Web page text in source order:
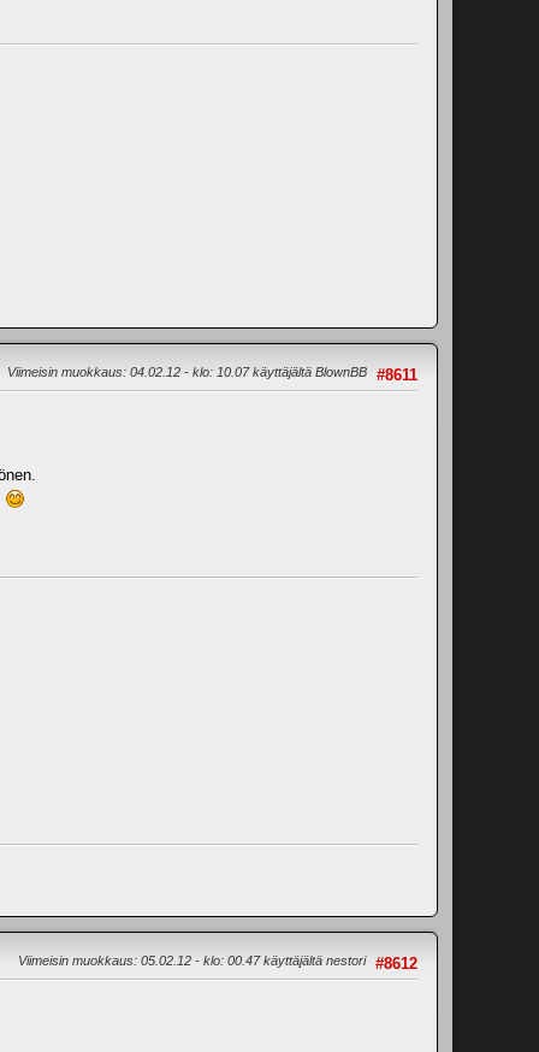
#8611
Viimeisin muokkaus: 04.02.12 - klo: 10.07 käyttäjältä BlownBB
#8612
Viimeisin muokkaus: 05.02.12 - klo: 00.47 käyttäjältä nestori